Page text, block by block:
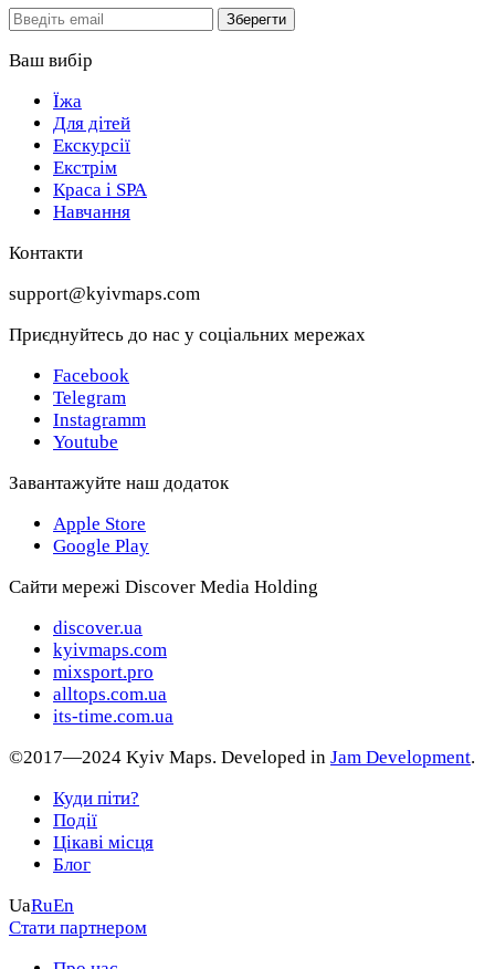
Email
Зберегти
Ваш вибір
Їжа
Для дітей
Екскурсії
Екстрім
Краса і SPA
Навчання
Контакти
support@kyivmaps.com
Приєднуйтесь до нас у соціальних мережах
Facebook
Telegram
Instagramm
Youtube
Завантажуйте наш додаток
Apple Store
Google Play
Сайти мережі Discover Media Holding
discover.ua
kyivmaps.com
mixsport.pro
alltops.com.ua
its-time.com.ua
©2017—2024 Kyiv Maps. Developed in Jam Development.
Куди піти?
Події
Цікаві місця
Блог
UaRuEn
Стати партнером